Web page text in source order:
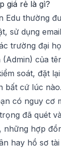
giá rẻ là gì?
Edu thường
sử dụng
trường đại
của
soát, đặt
bất cứ lúc nào.
có nguy cơ
đã quét
những hợp
hay hồ sơ